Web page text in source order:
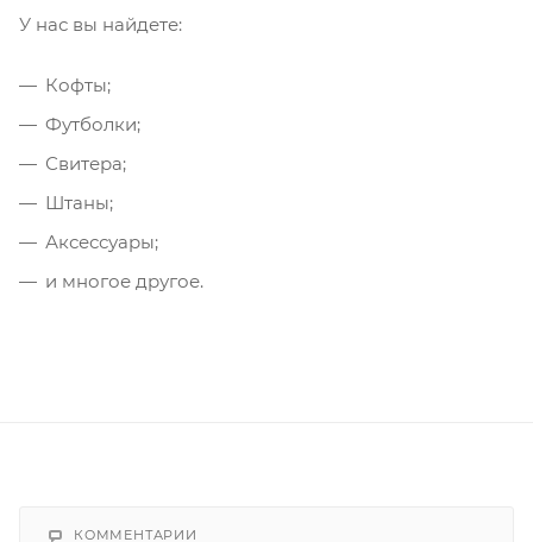
У нас вы найдете:
Кофты;
Футболки;
Свитера;
Штаны;
Аксессуары;
и многое другое.
КОММЕНТАРИИ